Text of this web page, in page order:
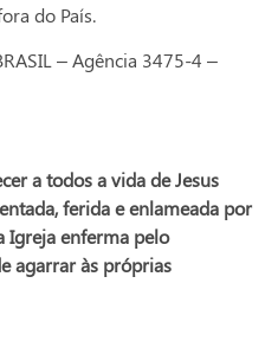
do País.
– Agência 3475-4 –
a todos a vida de Jesus
ferida e enlameada por
Igreja enferma pelo
agarrar às próprias